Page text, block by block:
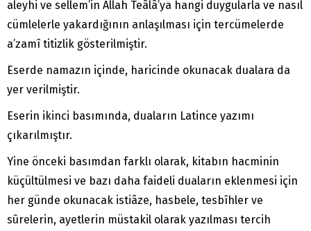
aleyhi ve sellem’in Allah Teâlâ’ya hangi duygularla ve nasıl
cümlelerle yakardığının anlaşılması için tercümelerde
a’zamî titizlik gösterilmiştir.
Eserde namazın içinde, haricinde okunacak dualara da
yer verilmiştir.
Eserin ikinci basımında, duaların Latince yazımı
çıkarılmıştır.
Yine önceki basımdan farklı olarak, kitabın hacminin
küçültülmesi ve bazı daha faideli duaların eklenmesi için
her günde okunacak istiâze, hasbele, tesbîhler ve
sûrelerin, ayetlerin müstakil olarak yazılması tercih